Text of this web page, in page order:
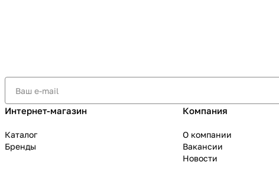
Интернет-магазин
Каталог
Бренды
Компания
О компании
Вакансии
Новости